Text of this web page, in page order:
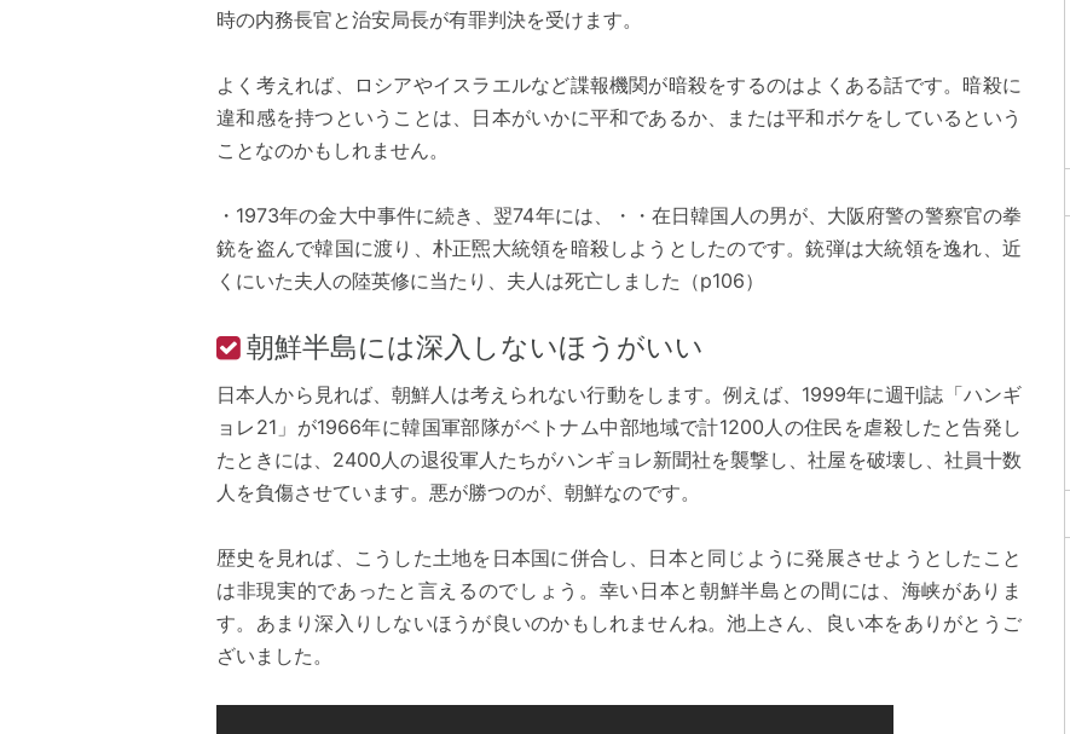
時の内務長官と治安局長が有罪判決を受けます。
よく考えれば、ロシアやイスラエルなど諜報機関が暗殺をするのはよくある話です。暗殺に
違和感を持つということは、日本がいかに平和であるか、または平和ボケをしているという
ことなのかもしれません。
・1973年の金大中事件に続き、翌74年には、・・在日韓国人の男が、大阪府警の警察官の拳
銃を盗んで韓国に渡り、朴正煕大統領を暗殺しようとしたのです。銃弾は大統領を逸れ、近
くにいた夫人の陸英修に当たり、夫人は死亡しました（p106）
朝鮮半島には深入しないほうがいい
日本人から見れば、朝鮮人は考えられない行動をします。例えば、1999年に週刊誌「ハンギ
ョレ21」が1966年に韓国軍部隊がベトナム中部地域で計1200人の住民を虐殺したと告発し
たときには、2400人の退役軍人たちがハンギョレ新聞社を襲撃し、社屋を破壊し、社員十数
人を負傷させています。悪が勝つのが、朝鮮なのです。
歴史を見れば、こうした土地を日本国に併合し、日本と同じように発展させようとしたこと
は非現実的であったと言えるのでしょう。幸い日本と朝鮮半島との間には、海峡がありま
す。あまり深入りしないほうが良いのかもしれませんね。池上さん、良い本をありがとうご
ざいました。